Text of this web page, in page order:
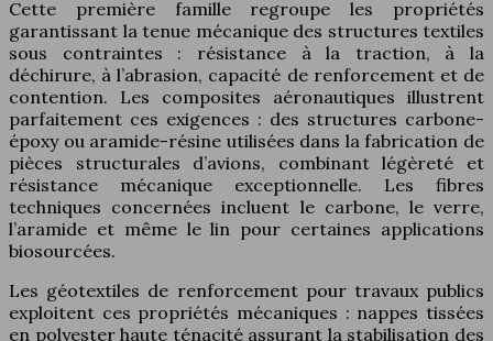
Cette première famille regroupe les propriétés
garantissant la tenue mécanique des structures textiles
sous contraintes : résistance à la traction, à la
déchirure, à l’abrasion, capacité de renforcement et de
contention. Les composites aéronautiques illustrent
parfaitement ces exigences : des structures carbone-
époxy ou aramide-résine utilisées dans la fabrication de
pièces structurales d’avions, combinant légèreté et
résistance mécanique exceptionnelle. Les fibres
techniques concernées incluent le carbone, le verre,
l’aramide et même le lin pour certaines applications
biosourcées.
Les géotextiles de renforcement pour travaux publics
exploitent ces propriétés mécaniques : nappes tissées
en polyester haute ténacité assurant la stabilisation des